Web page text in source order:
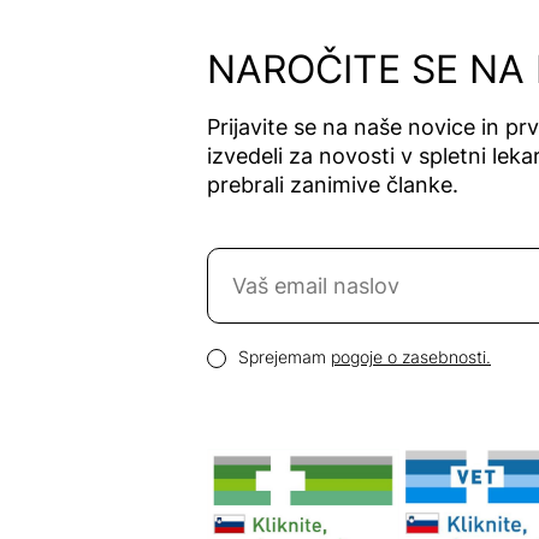
Alga Maris
Algea
Algena
Alhydran
Alkaloid
Allergika
Allergodil
Allpresan
Alter
Heideschäfer
Amos Vital
NAROČITE SE NA
Prijavite se na naše novice in
izvedeli za novosti v spletni
prebrali zanimive članke.
Naročite se na novice
Pogoji zasebnosti
Sprejemam pogoje o zasebnosti.